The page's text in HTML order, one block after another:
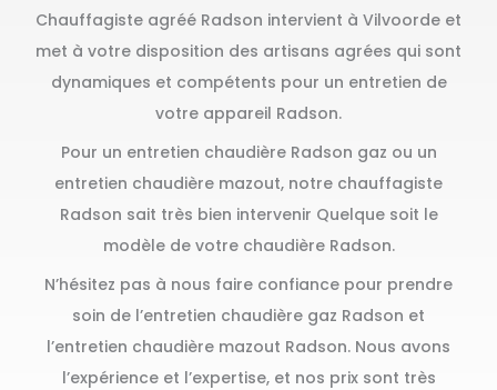
Chauffagiste agréé Radson intervient à Vilvoorde et
met à votre disposition des artisans agrées qui sont
dynamiques et compétents pour un entretien de
votre appareil Radson.
Pour un entretien chaudière Radson gaz ou un
entretien chaudière mazout, notre chauffagiste
Radson sait très bien intervenir Quelque soit le
modèle de votre chaudière Radson.
N’hésitez pas à nous faire confiance pour prendre
soin de l’entretien chaudière gaz Radson et
l’entretien chaudière mazout Radson. Nous avons
l’expérience et l’expertise, et nos prix sont très